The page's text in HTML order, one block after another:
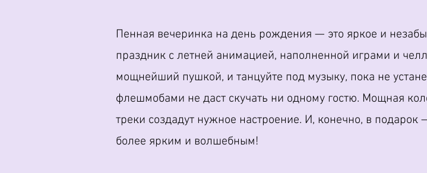
Пенная вечеринка на день рождения — это яркое и
праздник с летней анимацией, наполненной играми и
мощнейший пушкой, и танцуйте под музыку, пока не
флешмобами не даст скучать ни одному гостю. Мощная
треки создадут нужное настроение. И, конечно, в
более ярким и волшебным!